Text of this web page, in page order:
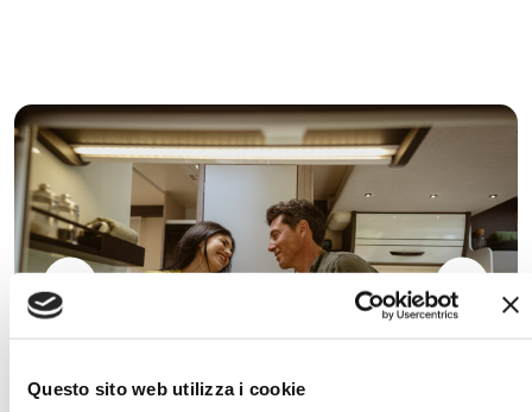
Questo sito web utilizza i cookie